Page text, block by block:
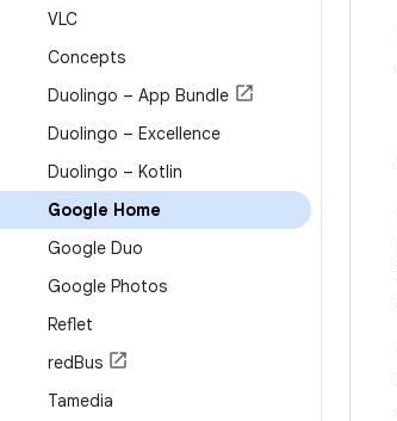
VLC
Concepts
Duolingo – App Bundle
Duolingo – Excellence
Duolingo – Kotlin
Google Home
Google Duo
Google Photos
Reflet
redBus
Tamedia